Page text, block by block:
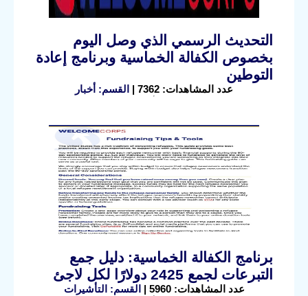
التحديث الرسمي الذي وصل اليوم
بخصوص الكفالة الخماسية وبرنامج إعادة
التوطين
عدد المشاهدات: 7362 | القسم: أخبار
برنامج الكفالة الخماسية: دليل جمع
التبرعات لجمع 2425 دولارًا لكل لاجئ
عدد المشاهدات: 5960 | القسم: التأشيرات